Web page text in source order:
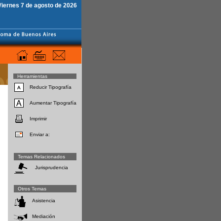
7 de agosto de 2026
Herramientas
Reducir Tipografía
Aumentar Tipografía
Imprimir
Enviar a:
Temas Relacionados
Jurisprudencia
Otros Temas
Asistencia
Mediación